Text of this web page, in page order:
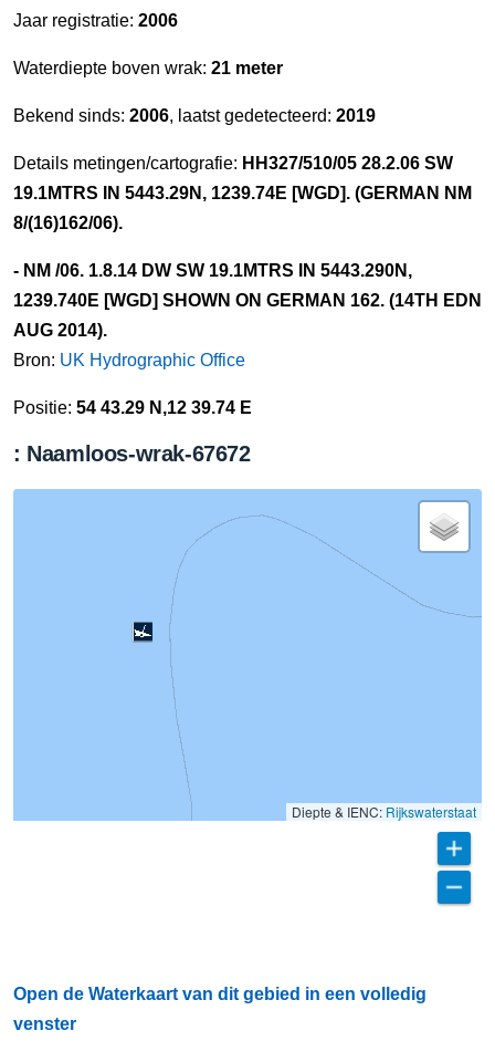
Jaar registratie: 2006
Waterdiepte boven wrak: 21 meter
Bekend sinds: 2006, laatst gedetecteerd: 2019
Details metingen/cartografie: HH327/510/05 28.2.06 SW
19.1MTRS IN 5443.29N, 1239.74E [WGD]. (GERMAN NM
8/(16)162/06).
- NM /06. 1.8.14 DW SW 19.1MTRS IN 5443.290N,
1239.740E [WGD] SHOWN ON GERMAN 162. (14TH EDN
AUG 2014).
Bron: UK Hydrographic Office
Positie: 54 43.29 N,12 39.74 E
: Naamloos-wrak-67672
Diepte & IENC: Rijkswaterstaat
Open de Waterkaart van dit gebied in een volledig
venster